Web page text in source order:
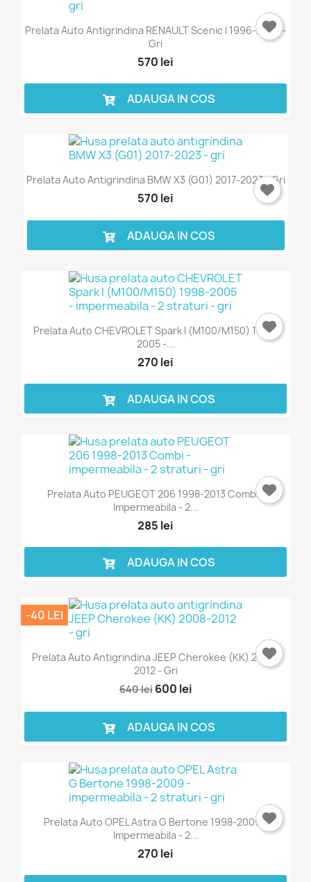
Prelata Auto Antigrindina RENAULT Scenic I 1996-2003 -
Gri
570 lei
ADAUGA IN COS
Prelata Auto Antigrindina BMW X3 (G01) 2017-2023 - Gri
570 lei
ADAUGA IN COS
Prelata Auto CHEVROLET Spark I (M100/M150) 1998-
2005 -...
270 lei
ADAUGA IN COS
Prelata Auto PEUGEOT 206 1998-2013 Combi -
Impermeabila - 2...
285 lei
ADAUGA IN COS
Prelata Auto Antigrindina JEEP Cherokee (KK) 2008-
2012 - Gri
640 lei 600 lei
-40 LEI
ADAUGA IN COS
Prelata Auto OPEL Astra G Bertone 1998-2009 -
Impermeabila - 2...
270 lei
Intra in cont
Trebuie sa fi logat in contul de client pentru a salva
Anuleaza Intra in cont